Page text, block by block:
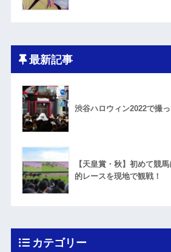
最新記事
渋谷ハロウィン2022で撮
【天皇賞・秋】初めて競
的レースを現地で観戦！
カテゴリー